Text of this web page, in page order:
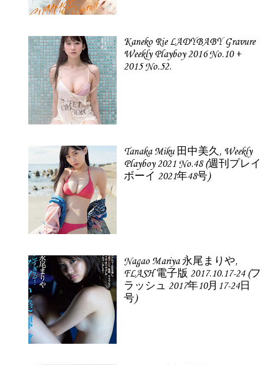
Kaneko Rie LADYBABY Gravure
Weekly Playboy 2016 No.10 +
2015 No.52.
Tanaka Miku 田中美久, Weekly
Playboy 2021 No.48 (週刊プレイ
ボーイ 2021年48号)
Nagao Mariya 永尾まりや,
FLASH 電子版 2017.10.17-24 (フ
ラッシュ 2017年10月17-24日
号)